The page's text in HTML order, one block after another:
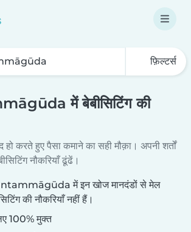
फ़िल्टर्स
में बेबीसिटिंग की
करते हुए पैसा कमाने का सही मौक़ा। अपनी शर्तों
नौकरियाँ ढूंढें।
में इन खोज मानदंडों से मेल
की नौकरियाँ नहीं हैं।
100% मुक्त